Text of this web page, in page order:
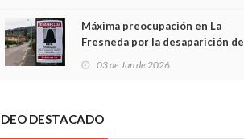
Máxima preocupación en La
Fresneda por la desaparición de
03 de Jun de 2026
DESTACADO